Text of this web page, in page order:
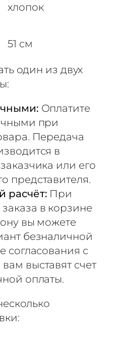
хлопок
51 см
один из двух
Оплатите
при
Передача
в
или его
представителя.
расчёт: При
в корзине
вы можете
безналичной
согласования с
выставят счет
оплаты.